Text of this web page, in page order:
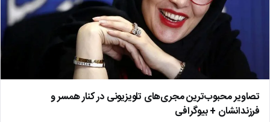
تصاویر محبوب‌ترین مجری‌های تلویزیونی در کنار همسر و
فرزندانشان + بیوگرافی